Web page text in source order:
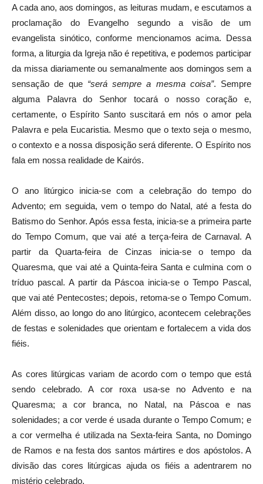
A cada ano, aos domingos, as leituras mudam, e escutamos a
proclamação do Evangelho segundo a visão de um
evangelista sinótico, conforme mencionamos acima. Dessa
forma, a liturgia da Igreja não é repetitiva, e podemos participar
da missa diariamente ou semanalmente aos domingos sem a
sensação de que “será sempre a mesma coisa”. Sempre
alguma Palavra do Senhor tocará o nosso coração e,
certamente, o Espírito Santo suscitará em nós o amor pela
Palavra e pela Eucaristia. Mesmo que o texto seja o mesmo,
o contexto e a nossa disposição será diferente. O Espírito nos
fala em nossa realidade de Kairós.
O ano litúrgico inicia-se com a celebração do tempo do
Advento; em seguida, vem o tempo do Natal, até a festa do
Batismo do Senhor. Após essa festa, inicia-se a primeira parte
do Tempo Comum, que vai até a terça-feira de Carnaval. A
partir da Quarta-feira de Cinzas inicia-se o tempo da
Quaresma, que vai até a Quinta-feira Santa e culmina com o
tríduo pascal. A partir da Páscoa inicia-se o Tempo Pascal,
que vai até Pentecostes; depois, retoma-se o Tempo Comum.
Além disso, ao longo do ano litúrgico, acontecem celebrações
de festas e solenidades que orientam e fortalecem a vida dos
fiéis.
As cores litúrgicas variam de acordo com o tempo que está
sendo celebrado. A cor roxa usa-se no Advento e na
Quaresma; a cor branca, no Natal, na Páscoa e nas
solenidades; a cor verde é usada durante o Tempo Comum; e
a cor vermelha é utilizada na Sexta-feira Santa, no Domingo
de Ramos e na festa dos santos mártires e dos apóstolos. A
divisão das cores litúrgicas ajuda os fiéis a adentrarem no
mistério celebrado.